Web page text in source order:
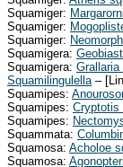
Squamiger:
Squamiger:
Squamiger:
Squamigera:
Squamigera: Grallaria
Squamilingulella –
Squamipes:
Squamipes: Cryptotis
Squamipes:
Squammata:
Squamosa: Acholoe
Squamosa: